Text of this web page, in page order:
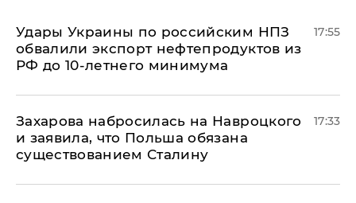
Удары Украины по российским НПЗ
обвалили экспорт нефтепродуктов из
РФ до 10-летнего минимума
17:55
​Захарова набросилась на Навроцкого
и заявила, что Польша обязана
существованием Сталину
17:33